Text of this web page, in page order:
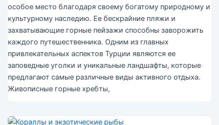
особое место благодаря своему богатому природному и
культурному наследию. Ее бескрайние пляжи и
захватывающие горные пейзажи способны заворожить
каждого путешественника. Одним из главных
привлекательных аспектов Турции являются ее
заповедные уголки и уникальные ландшафты, которые
предлагают самые различные виды активного отдыха.
Живописные горные хребты,